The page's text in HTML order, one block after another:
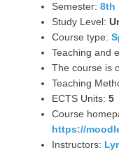
Semester: 8th
Study Level:
Course type:
Teaching and
The course is
Teaching
ECTS Units: 5
Course
https://
Instructors: